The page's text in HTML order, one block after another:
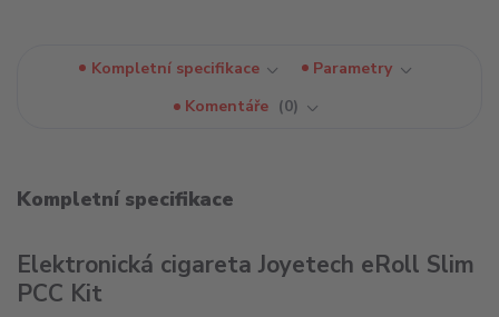
Kompletní specifikace
Parametry
Komentáře
0
Kompletní specifikace
Elektronická cigareta Joyetech eRoll Slim
PCC Kit